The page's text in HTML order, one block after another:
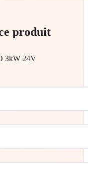
produit
3kW 24V